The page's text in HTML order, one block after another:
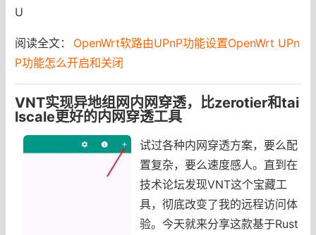
U
阅读全文：
OpenWrt软路由UPnP功能设置OpenWrt UPn
P功能怎么开启和关闭
VNT实现异地组网内网穿透，比zerotier和tai
lscale更好的内网穿透工具
试过各种内网穿透方案，要么配
置复杂，要么速度感人。直到在
技术论坛发现VNT这个宝藏工
具，彻底改变了我的远程访问体
验。今天就来分享这款基于Rust